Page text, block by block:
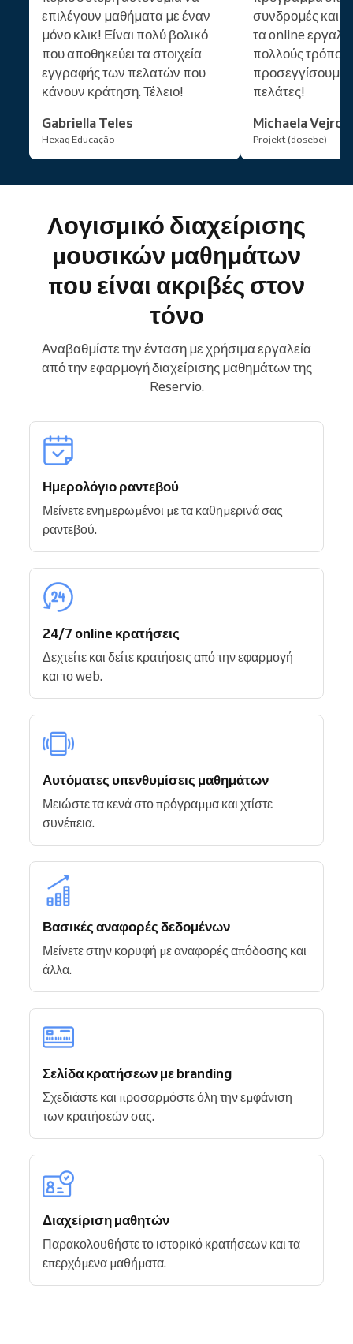
επιλέγουν μαθήματα με έναν
μόνο κλικ! Είναι πολύ βολικό
που αποθηκεύει τα στοιχεία
εγγραφής των πελατών που
κάνουν κράτηση. Τέλειο!
Gabriella Teles
Hexag Educação
συνδρομές και
τα online
πολλούς
προσεγγίσουμε
πελάτες!
Michaela
Projekt (dosebe)
Λογισμικό διαχείρισης
μουσικών μαθημάτων
που είναι ακριβές στον
τόνο
Αναβαθμίστε την ένταση με χρήσιμα εργαλεία
από την εφαρμογή διαχείρισης μαθημάτων της
Reservio.
Ημερολόγιο ραντεβού
Μείνετε ενημερωμένοι με τα καθημερινά σας
ραντεβού.
24/7 online κρατήσεις
Δεχτείτε και δείτε κρατήσεις από την εφαρμογή
και το web.
Αυτόματες υπενθυμίσεις μαθημάτων
Μειώστε τα κενά στο πρόγραμμα και χτίστε
συνέπεια.
Βασικές αναφορές δεδομένων
Μείνετε στην κορυφή με αναφορές απόδοσης και
άλλα.
Σελίδα κρατήσεων με branding
Σχεδιάστε και προσαρμόστε όλη την εμφάνιση
των κρατήσεών σας.
Διαχείριση μαθητών
Παρακολουθήστε το ιστορικό κρατήσεων και τα
επερχόμενα μαθήματα.